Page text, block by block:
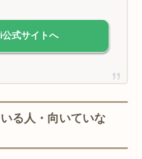
式サイトへ
る人・向いていな